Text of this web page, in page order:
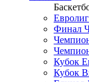
Финал
Кубок
Кубок